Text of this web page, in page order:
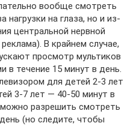
вообще смотреть
нагрузки на глаза, но и из-
центральной нервной
В крайнем случае,
просмотр мультиков
в течение 15 минут в день.
для детей 2-3 лет
3-7 лет — 40-50 минут в
разрешить смотреть
(но следите, чтобы